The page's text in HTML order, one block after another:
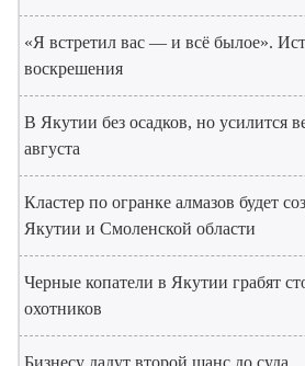
«Я встретил вас — и всё былое».
воскрешения
В Якутии без осадков, но усилится
августа
Кластер по огранке алмазов будет
Якутии и Смоленской области
Черные копатели в Якутии грабят
охотников